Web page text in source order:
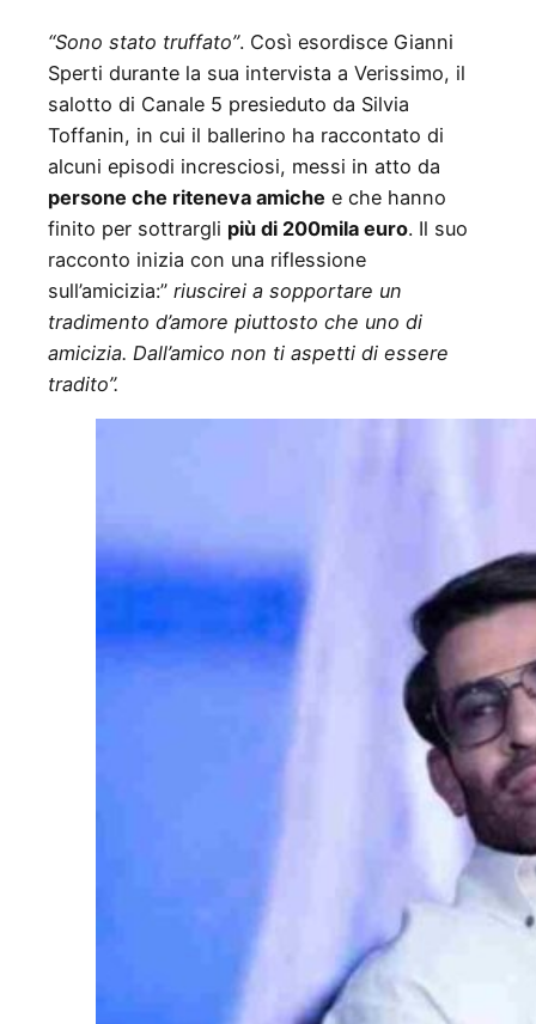
“Sono stato truffato”. Così esordisce Gianni
Sperti durante la sua intervista a Verissimo, il
salotto di Canale 5 presieduto da Silvia
Toffanin, in cui il ballerino ha raccontato di
alcuni episodi incresciosi, messi in atto da
persone che riteneva amiche e che hanno
finito per sottrargli più di 200mila euro. Il suo
racconto inizia con una riflessione
sull’amicizia:” riuscirei a sopportare un
tradimento d’amore piuttosto che uno di
amicizia. Dall’amico non ti aspetti di essere
tradito”.